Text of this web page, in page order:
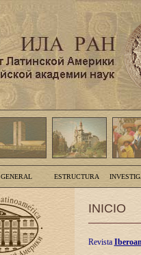
GENERAL ESTRUCTURA
INICIO
Revista